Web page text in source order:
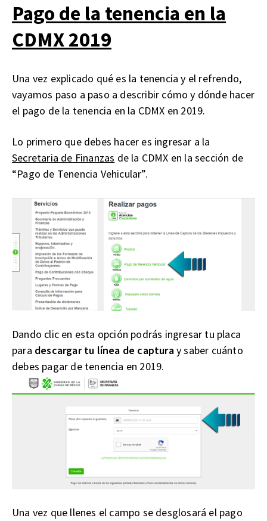
Pago de la tenencia en la
CDMX 2019
Una vez explicado qué es la tenencia y el refrendo,
vayamos paso a paso a describir cómo y dónde hacer
el pago de la tenencia en la CDMX en 2019.
Lo primero que debes hacer es ingresar a la
Secretaria de Finanzas de la CDMX en la sección de
“Pago de Tenencia Vehicular”.
Dando clic en esta opción podrás ingresar tu placa
para descargar tu línea de capturay saber cuánto
debes pagar de tenencia en 2019.
Una vez que llenes el campo se desglosará el pago